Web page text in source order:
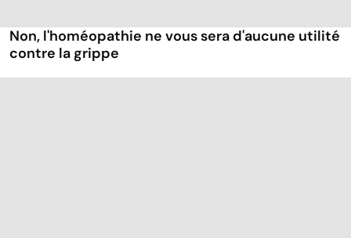
Non, l'homéopathie ne vous sera d'aucune utilité
contre la grippe